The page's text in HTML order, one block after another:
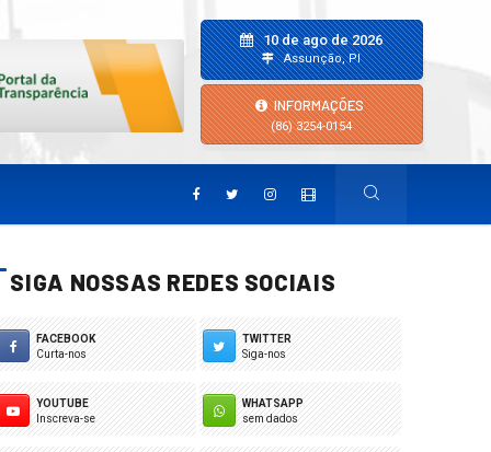
10 de ago de 2026
Assunção, PI
INFORMAÇÕES
(86) 3254-0154
SIGA NOSSAS REDES SOCIAIS
FACEBOOK
Curta-nos
TWITTER
Siga-nos
YOUTUBE
Inscreva-se
WHATSAPP
sem dados